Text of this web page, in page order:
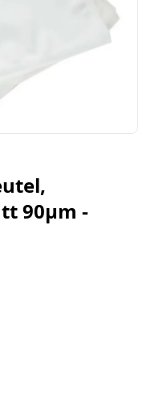
90µm -